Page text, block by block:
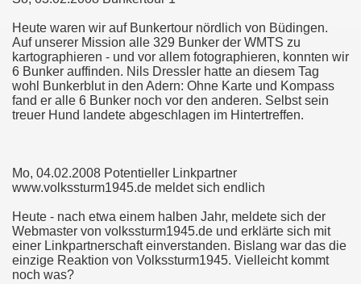
Heute waren wir auf Bunkertour nördlich von Büdingen.
Auf unserer Mission alle 329 Bunker der WMTS zu
kartographieren - und vor allem fotographieren, konnten wir
6 Bunker auffinden. Nils Dressler hatte an diesem Tag
wohl Bunkerblut in den Adern: Ohne Karte und Kompass
fand er alle 6 Bunker noch vor den anderen. Selbst sein
treuer Hund landete abgeschlagen im Hintertreffen.
Mo, 04.02.2008 Potentieller Linkpartner
www.volkssturm1945.de meldet sich endlich
Heute - nach etwa einem halben Jahr, meldete sich der
Webmaster von volkssturm1945.de und erklärte sich mit
einer Linkpartnerschaft einverstanden. Bislang war das die
einzige Reaktion von Volkssturm1945. Vielleicht kommt
noch was?